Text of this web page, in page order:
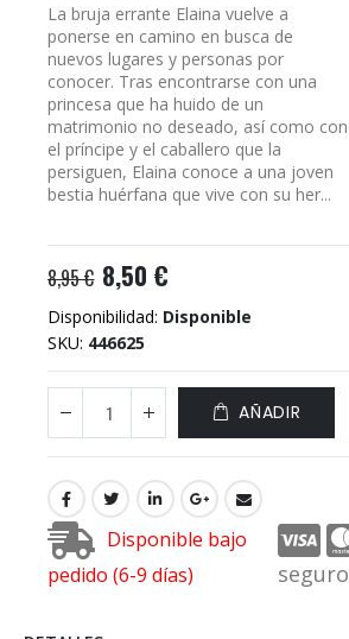
La bruja errante Elaina vuelve a
ponerse en camino en busca de
nuevos lugares y personas por
conocer. Tras encontrarse con una
princesa que ha huido de un
matrimonio no deseado, así como con
el príncipe y el caballero que la
persiguen, Elaina conoce a una joven
bestia huérfana que vive con su her...
8,95 € 8,50 €
Disponibilidad: Disponible
SKU 446625
AÑADIR
Disponible bajo
pedido (6-9 días)
seguro